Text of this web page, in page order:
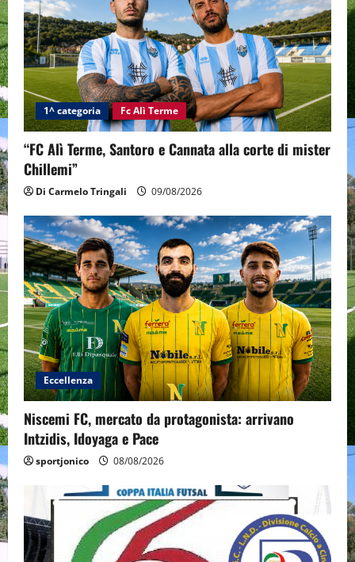
1^ categoria Fc Alì Terme
“FC Alì Terme, Santoro e Cannata alla corte di mister
Chillemi”
Di Carmelo Tringali 09/08/2026
Eccellenza
Niscemi FC, mercato da protagonista: arrivano
Intzidis, Idoyaga e Pace
sportjonico 08/08/2026